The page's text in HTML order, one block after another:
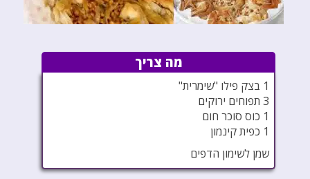
מה צריך
1 בצק פילו "שימרית"
3 תפוחים ירוקים
1 כוס סוכר חום
1 כפית קינמון
שמן לשימון הדפים